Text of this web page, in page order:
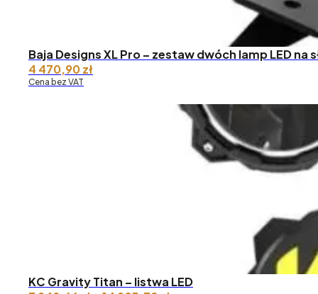
Baja Designs XL Pro – zestaw dwóch lamp LED na
4 470,90zł
Cena bez VAT
KC Gravity Titan – listwa LED